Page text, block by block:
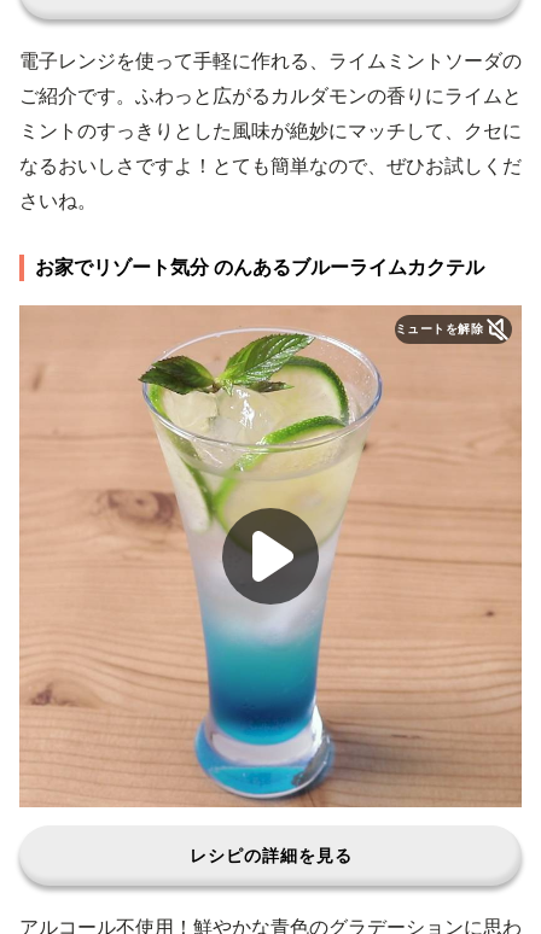
電子レンジを使って手軽に作れる、ライムミントソーダの
ご紹介です。ふわっと広がるカルダモンの香りにライムと
ミントのすっきりとした風味が絶妙にマッチして、クセに
なるおいしさですよ！とても簡単なので、ぜひお試しくだ
さいね。
お家でリゾート気分 のんあるブルーライムカクテル
ミュートを解除
レシピの詳細を見る
アルコール不使用！鮮やかな青色のグラデーションに思わ